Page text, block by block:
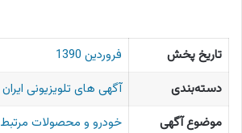
تاریخ پخش
فروردین 1390
دسته‌بندی
آگهی های تلویزیونی ایران
موضوع آگهی
خودرو و محصولات مرتبط